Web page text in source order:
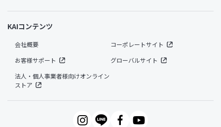
KAIコンテンツ
会社概要
コーポレートサイト
お客様サポート
グローバルサイト
法人・個人事業者様向けオンライン
ストア